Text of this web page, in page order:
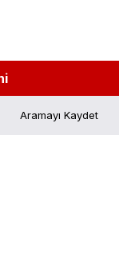
Aramayı Kaydet